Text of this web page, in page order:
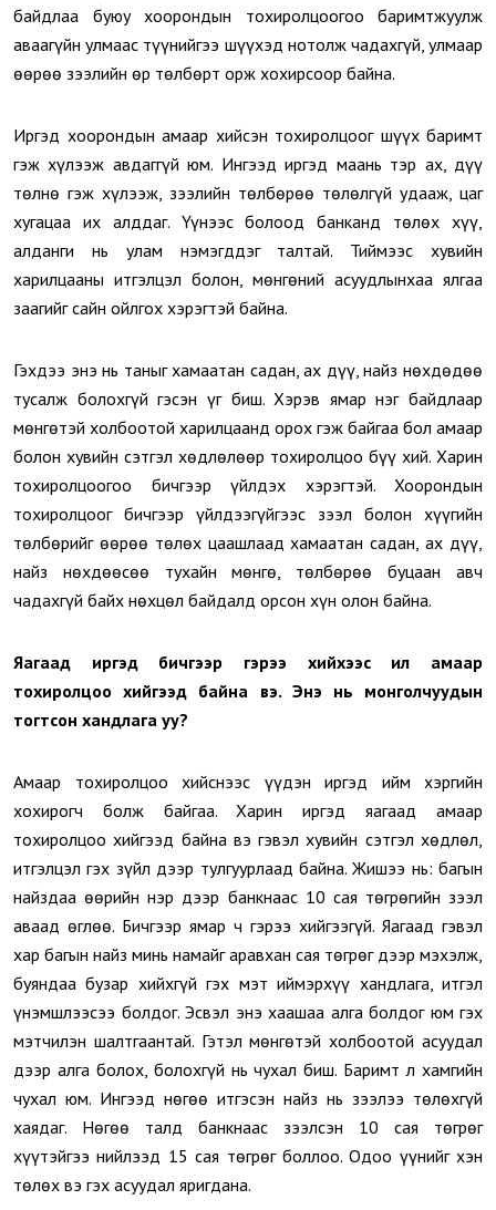
байдлаа буюу хоорондын тохиролцоогоо баримтжуулж
аваагүйн улмаас түүнийгээ шүүхэд нотолж чадахгүй, улмаар
өөрөө зээлийн өр төлбөрт орж хохирсоор байна.
Иргэд хоорондын амаар хийсэн тохиролцоог шүүх баримт
гэж хүлээж авдаггүй юм. Ингээд иргэд маань тэр ах, дүү
төлнө гэж хүлээж, зээлийн төлбөрөө төлөлгүй удааж, цаг
хугацаа их алддаг. Үүнээс болоод банканд төлөх хүү,
алданги нь улам нэмэгддэг талтай. Тиймээс хувийн
харилцааны итгэлцэл болон, мөнгөний асуудлынхаа ялгаа
заагийг сайн ойлгох хэрэгтэй байна.
Гэхдээ энэ нь таныг хамаатан садан, ах дүү, найз нөхдөдөө
тусалж болохгүй гэсэн үг биш. Хэрэв ямар нэг байдлаар
мөнгөтэй холбоотой харилцаанд орох гэж байгаа бол амаар
болон хувийн сэтгэл хөдлөлөөр тохиролцоо бүү хий. Харин
тохиролцоогоо бичгээр үйлдэх хэрэгтэй. Хоорондын
тохиролцоог бичгээр үйлдээгүйгээс зээл болон хүүгийн
төлбөрийг өөрөө төлөх цаашлаад хамаатан садан, ах дүү,
найз нөхдөөсөө тухайн мөнгө, төлбөрөө буцаан авч
чадахгүй байх нөхцөл байдалд орсон хүн олон байна.
Яагаад иргэд бичгээр гэрээ хийхээс илүү амаар
тохиролцоо хийгээд байна вэ. Энэ нь монголчуудын
тогтсон хандлага уу?
Амаар тохиролцоо хийснээс үүдэн иргэд ийм хэргийн
хохирогч болж байгаа. Харин иргэд яагаад амаар
тохиролцоо хийгээд байна вэ гэвэл хувийн сэтгэл хөдлөл,
итгэлцэл гэх зүйл дээр тулгуурлаад байна. Жишээ нь: багын
найздаа өөрийн нэр дээр банкнаас 10 сая төгрөгийн зээл
аваад өглөө. Бичгээр ямар ч гэрээ хийгээгүй. Яагаад гэвэл
хар багын найз минь намайг аравхан сая төгрөг дээр мэхэлж,
буяндаа бузар хийхгүй гэх мэт иймэрхүү хандлага, итгэл
үнэмшлээсээ болдог. Эсвэл энэ хаашаа алга болдог юм гэх
мэтчилэн шалтгаантай. Гэтэл мөнгөтэй холбоотой асуудал
дээр алга болох, болохгүй нь чухал биш. Баримт л хамгийн
чухал юм. Ингээд нөгөө итгэсэн найз нь зээлээ төлөхгүй
хаядаг. Нөгөө талд банкнаас зээлсэн 10 сая төгрөг
хүүтэйгээ нийлээд 15 сая төгрөг боллоо. Одоо үүнийг хэн
төлөх вэ гэх асуудал яригдана.